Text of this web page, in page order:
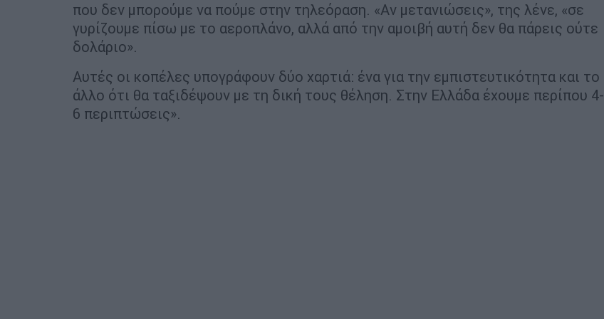
που δεν μπορούμε να πούμε στην τηλεόραση. «Αν μετανιώσεις», της λένε, «σε
γυρίζουμε πίσω με το αεροπλάνο, αλλά από την αμοιβή αυτή δεν θα πάρεις ούτε
δολάριο».
Αυτές οι κοπέλες υπογράφουν δύο χαρτιά: ένα για την εμπιστευτικότητα και το
άλλο ότι θα ταξιδέψουν με τη δική τους θέληση. Στην Ελλάδα έχουμε περίπου 4-
6 περιπτώσεις».